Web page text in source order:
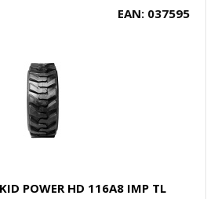
EAN: 037595
POWER HD 116A8 IMP TL